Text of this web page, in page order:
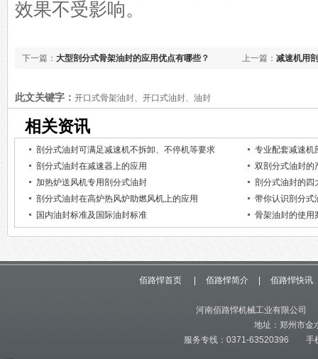
效果不受影响。
上一篇： 减速机用
下一篇： 大型剖分式骨架油封的应用优点有哪些？
此文关键字： 开口式骨架油封、开口式油封、油封
相关资讯
剖分式油封可满足减速机不拆卸、不停机等要求
专业配套减速机
剖分式油封在减速器上的应用
双剖分式油封的
加热炉送风机专用剖分式油封
剖分式油封的四
剖分式油封在高炉热风炉助燃风机上的应用
带你认识剖分
国内油封标准及国际油封标准
骨架油封的使用
佰路悍首页 佰路悍简介 佰路悍快讯
河南佰路悍机械工业有限公
地址：郑州市
服务专线：0371-63520396 手